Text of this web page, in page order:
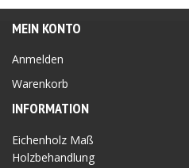
MEIN KONTO
Anmelden
Warenkorb
INFORMATION
Eichenholz Maß
Holzbehandlung